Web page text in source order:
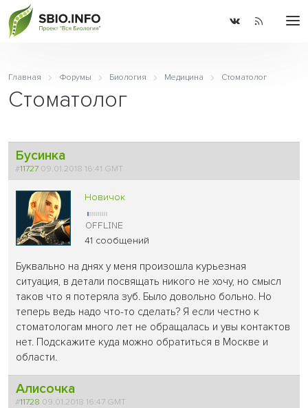
Главная Форумы Биология Медицина Стоматолог
Стоматолог
Бусинка
#11727 09.01.2018 16:41 GMT
Новичок
41 сообщений
Буквально на днях у меня произошла курьезная
ситуация, в детали посвящать никого не хочу, но смысл
таков что я потеряла зуб. Было довольно больно. Но
теперь ведь надо что-то сделать? Я если честно к
стоматологам много лет не обращалась и увы контактов
нет. Подскажите куда можно обратиться в Москве и
области.
Алисочка
#11728 09.01.2018 16:47 GMT